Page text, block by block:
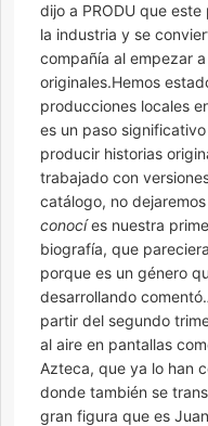
dijo a PRODU que
la industria y se
compañía al empezar
originales.Hemos
producciones locales
es un paso
producir historias
trabajado con
catálogo, no
conocíes nuestra
biografía, que
porque es un género
desarrollando
partir del segundo
al aire en pantallas
Azteca, que ya lo han
donde también se
gran figura que es